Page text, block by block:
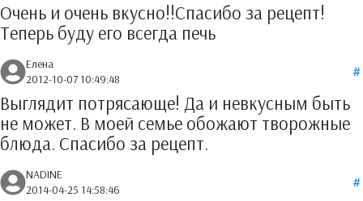
Очень и очень вкусно!!Спасибо за рецепт!
Теперь буду его всегда печь
Елена
2012-10-07 10:49:48
Выглядит потрясающе! Да и невкусным быть
не может. В моей семье обожают творожные
блюда. Спасибо за рецепт.
NADINE
2014-04-25 14:58:46